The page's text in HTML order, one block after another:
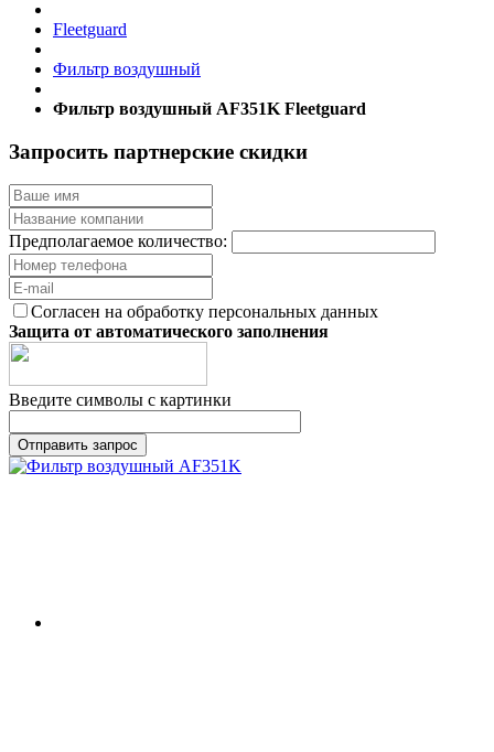
Fleetguard
Фильтр воздушный
Фильтр воздушный AF351K Fleetguard
Запросить партнерские скидки
Предполагаемое количество:
Согласен на обработку персональных данных
Защита от автоматического заполнения
Введите символы с картинки